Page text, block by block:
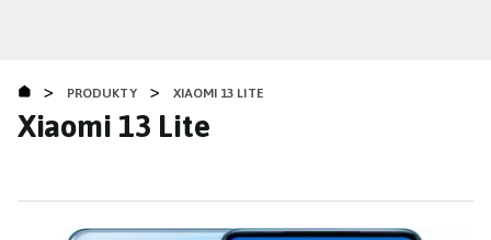
obsahu
> PRODUKTY > XIAOMI 13 LITE
Xiaomi 13 Lite